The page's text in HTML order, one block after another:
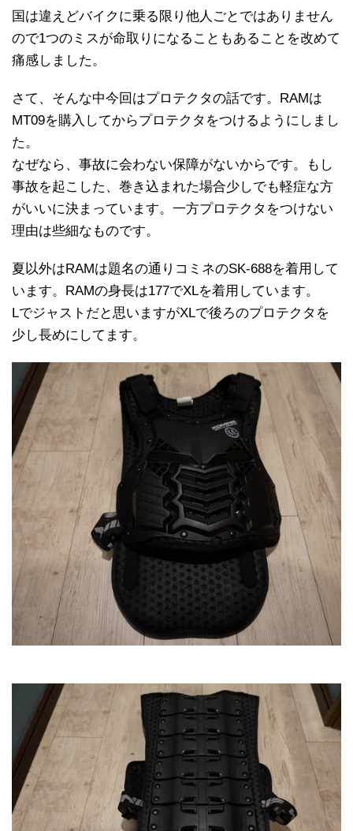
国は違えどバイクに乗る限り他人ごとではありません
ので1つのミスが命取りになることもあることを改めて
痛感しました。
さて、そんな中今回はプロテクタの話です。RAMは
MT09を購入してからプロテクタをつけるようにしまし
た。
なぜなら、事故に会わない保障がないからです。もし
事故を起こした、巻き込まれた場合少しでも軽症な方
がいいに決まっています。一方プロテクタをつけない
理由は些細なものです。
夏以外はRAMは題名の通りコミネのSK-688を着用して
います。RAMの身長は177でXLを着用しています。
Lでジャストだと思いますがXLで後ろのプロテクタを
少し長めにしてます。